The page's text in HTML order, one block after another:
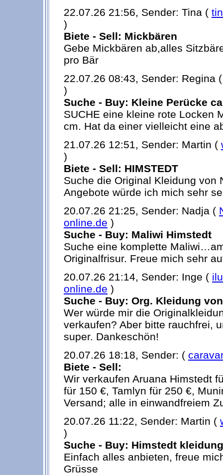
22.07.26 21:56, Sender: Tina (
)
Biete - Sell: Mickbären
Gebe Mickbären ab,alles
pro Bär
22.07.26 08:43, Sender: Regina
)
Suche - Buy: Kleine Perücke
SUCHE eine kleine rote Locken
cm. Hat da einer vielleicht eine
21.07.26 12:51, Sender: Martin (
)
Biete - Sell: HIMSTEDT
Suche die Original Kleidung von
Angebote würde ich mich sehr
20.07.26 21:25, Sender: Nadja (
online.de )
Suche - Buy: Maliwi Himstedt
Suche eine komplette
Originalfrisur. Freue mich sehr
20.07.26 21:14, Sender: Inge (
online.de )
Suche - Buy: Org. Kleidung
Wer würde mir die
verkaufen? Aber bitte rauchfrei,
super. Dankeschön!
20.07.26 18:18, Sender: (
Biete - Sell:
Wir verkaufen Aruana Himstedt
für 150 €, Tamlyn für 250 €,
Versand; alle in einwandfreiem
20.07.26 11:22, Sender: Martin (
)
Suche - Buy: Himstedt
Einfach alles anbieten, freue
Grüsse